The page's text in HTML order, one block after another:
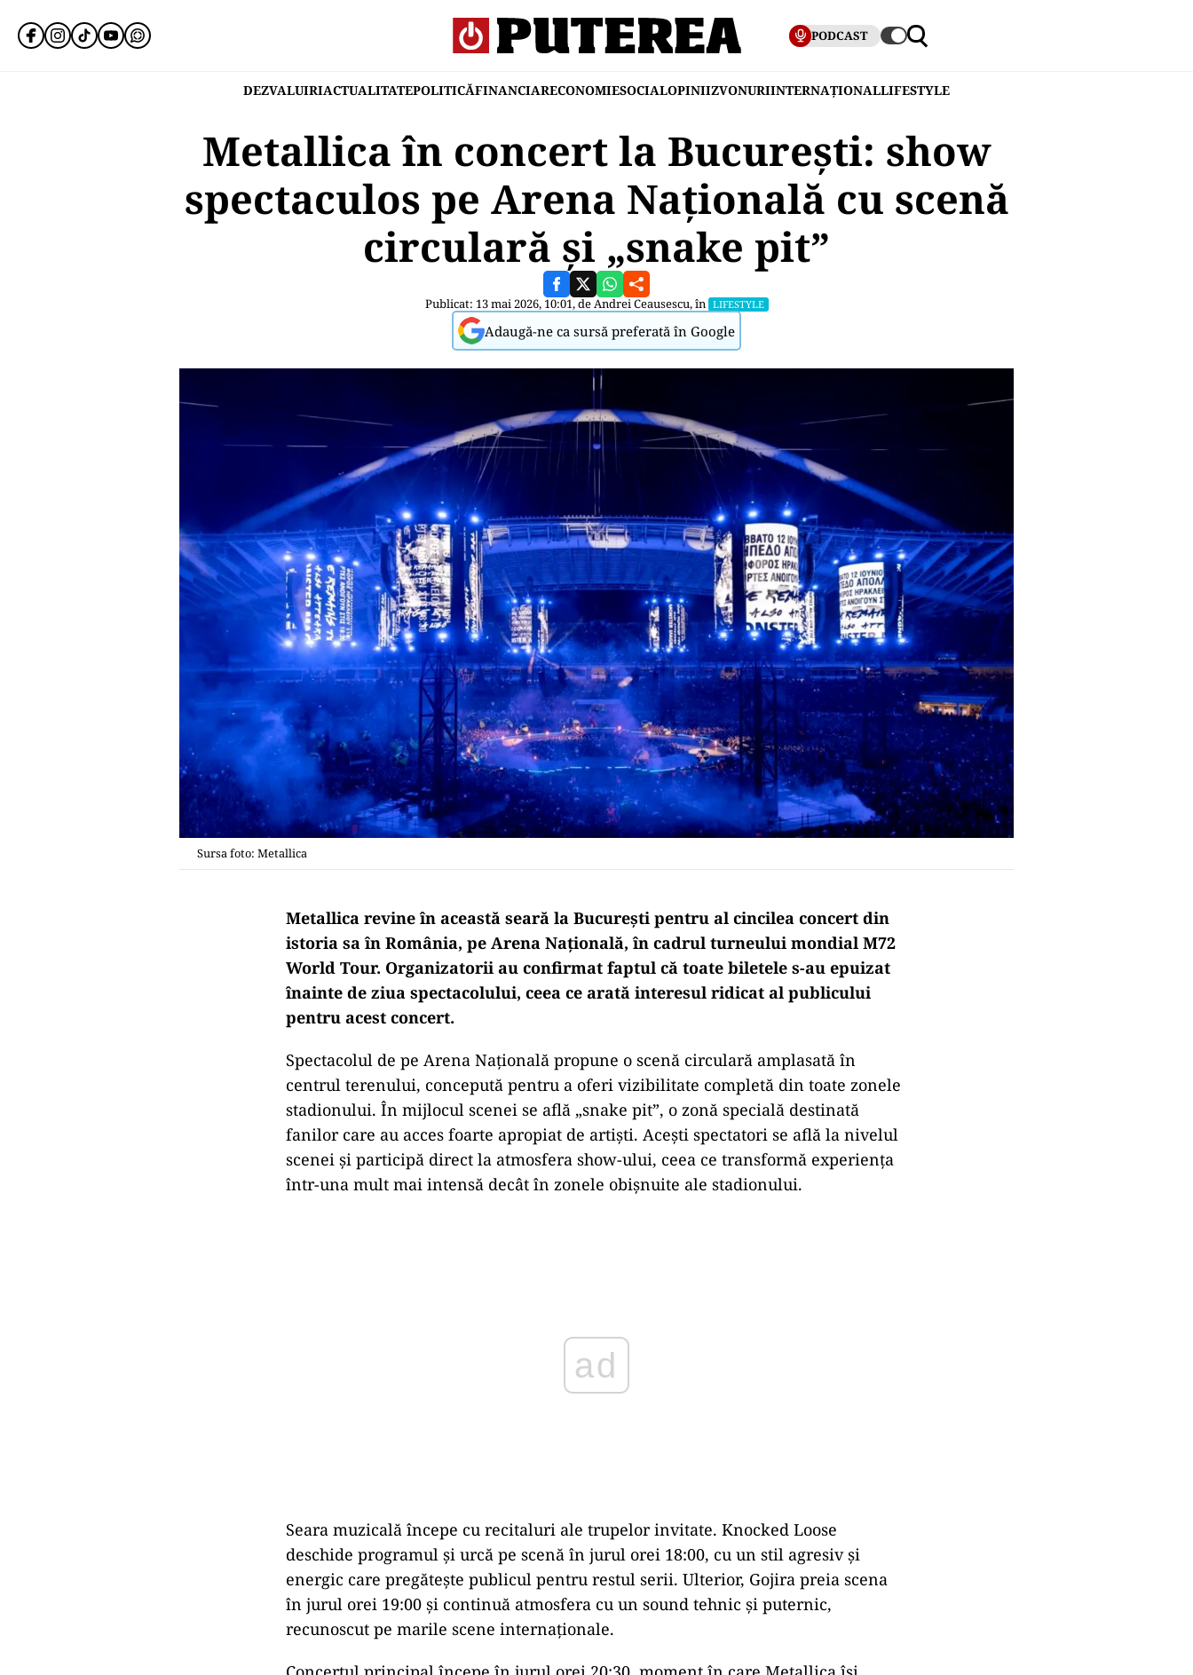
PODCAST
DEZVALUIRIACTUALITATEPOLITICĂFINANCIARECONOMIESOCIALOPINIIZVONURIINTERNAȚIONALLIFESTYLE
Metallica în concert la București: show
spectaculos pe Arena Națională cu scenă
circulară și „snake pit”
Publicat: 13 mai 2026, 10:01, deAndrei Ceausescu, în LIFESTYLE
Adaugă-ne ca sursă preferată în Google
Sursa foto: Metallica
Metallica revine în această seară la București pentru al cincilea concert din
istoria sa în România, pe Arena Națională, în cadrul turneului mondial M72
World Tour. Organizatorii au confirmat faptul că toate biletele s-au epuizat
înainte de ziua spectacolului, ceea ce arată interesul ridicat al publicului
pentru acest concert.
Spectacolul de pe Arena Națională propune o scenă circulară amplasată în
centrul terenului, concepută pentru a oferi vizibilitate completă din toate zonele
stadionului. În mijlocul scenei se află „snake pit”, o zonă specială destinată
fanilor care au acces foarte apropiat de artiști. Acești spectatori se află la nivelul
scenei și participă direct la atmosfera show-ului, ceea ce transformă experiența
într-una mult mai intensă decât în zonele obișnuite ale stadionului.
Seara muzicală începe cu recitaluri ale trupelor invitate. Knocked Loose
deschide programul și urcă pe scenă în jurul orei 18:00, cu un stil agresiv și
energic care pregătește publicul pentru restul serii. Ulterior, Gojira preia scena
în jurul orei 19:00 și continuă atmosfera cu un sound tehnic și puternic,
recunoscut pe marile scene internaționale.